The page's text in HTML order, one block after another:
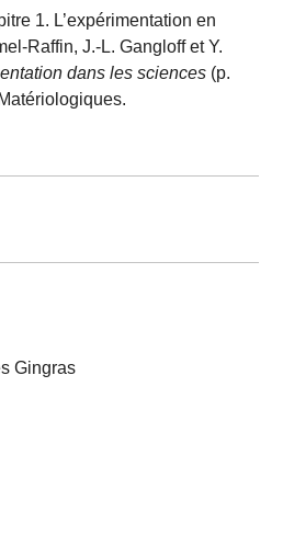
1. L’expérimentation en
Raffin, J.-L. Gangloff et Y.
dans les sciences (p.
Gingras